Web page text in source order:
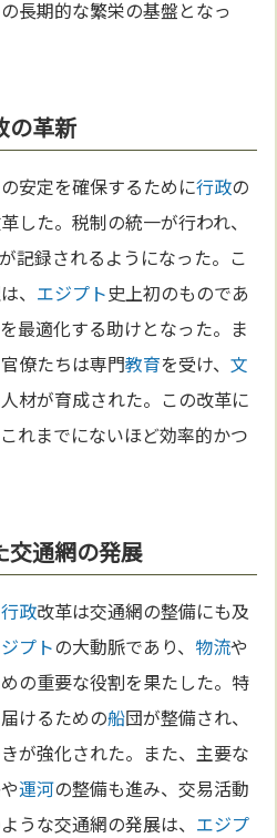
の長期的な繁栄の基盤となっ
の革新
の安定を確保するために行政の
した。税制の統一が行われ、
記録されるようになった。こ
、 エジプト史上初のものであ
最適化する助けとなった。ま
僚たちは専門教育を受け、文
材が育成された。この改革に
れまでにないほど効率的かつ
交通網の発展
行政改革は交通網の整備にも及
プトの大動脈であり、 物流や
の重要な役割を果たした。特
けるための船団が整備され、
が強化された。また、主要な
運河の整備も進み、交易活動
うな交通網の発展は、 エジプ